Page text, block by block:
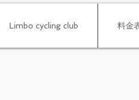
Limbo cycling club 料金